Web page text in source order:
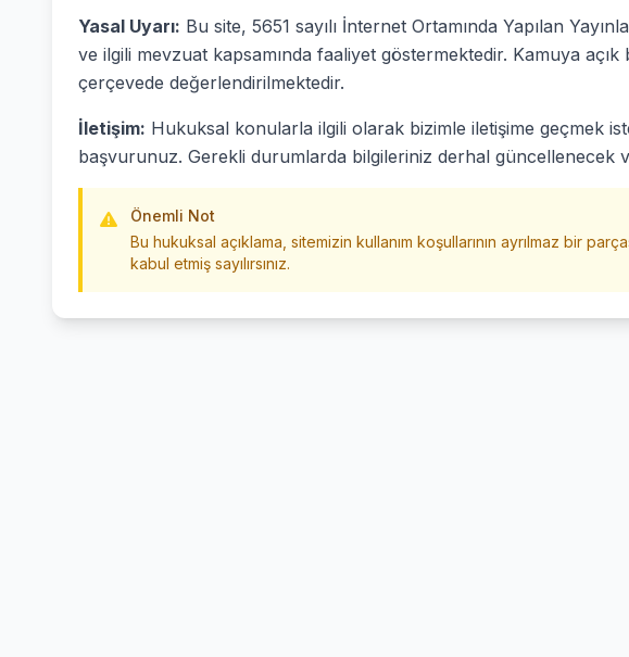
Yasal Uyarı: Bu site, 5651 sayılı İnternet Ortamında Yapılan
ve ilgili mevzuat kapsamında faaliyet göstermektedir. Kamuya açık
çerçevede değerlendirilmektedir.
İletişim: Hukuksal konularla ilgili olarak bizimle iletişime geçmek
başvurunuz. Gerekli durumlarda bilgileriniz derhal güncellenecek
Önemli Not
Bu hukuksal açıklama, sitemizin kullanım koşullarının ayrılmaz bir
kabul etmiş sayılırsınız.